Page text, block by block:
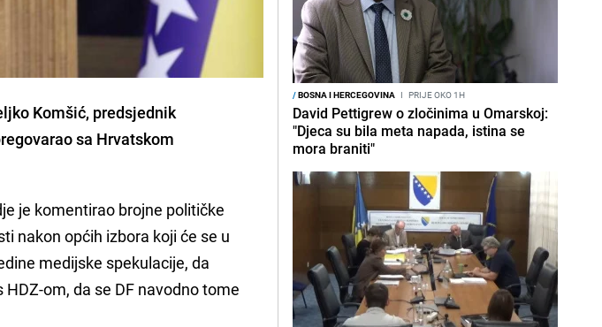
Komšić, predsjednik
sa Hrvatskom
je komentirao brojne političke
nakon općih izbora koji će se u
medijske spekulacije, da
om, da se DF navodno tome
/BOSNA I HERCEGOVINA I PRIJE OKO 1H
David Pettigrew o zločinima u Omarskoj:
"Djeca su bila meta napada, istina se
mora braniti"